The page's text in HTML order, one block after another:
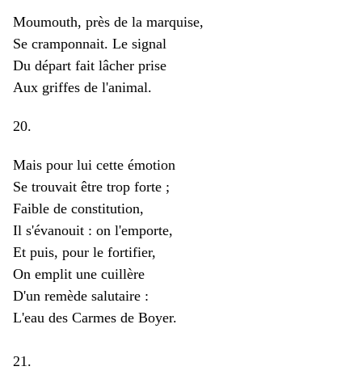
Moumouth, près de la marquise,
Se cramponnait. Le signal
Du départ fait lâcher prise
Aux griffes de l'animal.
20.
Mais pour lui cette émotion
Se trouvait être trop forte ;
Faible de constitution,
Il s'évanouit : on l'emporte,
Et puis, pour le fortifier,
On emplit une cuillère
D'un remède salutaire :
L'eau des Carmes de Boyer.
21.